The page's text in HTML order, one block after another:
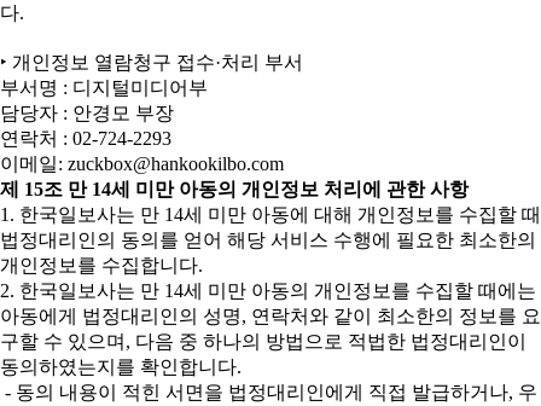
다.
‣ 개인정보 열람청구 접수·처리 부서
부서명 : 디지털미디어부
담당자 : 안경모 부장
연락처 : 02-724-2293
이메일: zuckbox@hankookilbo.com
제 15조 만 14세 미만 아동의 개인정보 처리에 관한 사항
1. 한국일보사는 만 14세 미만 아동에 대해 개인정보를 수집할 때
법정대리인의 동의를 얻어 해당 서비스 수행에 필요한 최소한의
개인정보를 수집합니다.
2. 한국일보사는 만 14세 미만 아동의 개인정보를 수집할 때에는
아동에게 법정대리인의 성명, 연락처와 같이 최소한의 정보를 요
구할 수 있으며, 다음 중 하나의 방법으로 적법한 법정대리인이
동의하였는지를 확인합니다.
- 동의 내용이 적힌 서면을 법정대리인에게 직접 발급하거나, 우